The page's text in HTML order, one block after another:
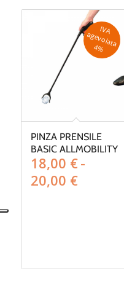
PINZA PRENSILE
BASIC ALLMOBILITY
18,00 €-
20,00 €Fascia
20,00 €
IV
A
a
g
e
v
o
la
ta
4
%